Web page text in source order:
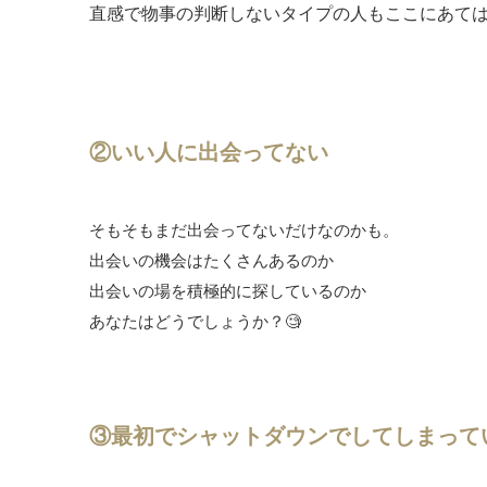
直感で物事の判断しないタイプの人もここにあては
②いい人に出会ってない
そもそもまだ出会ってないだけなのかも。
出会いの機会はたくさんあるのか
出会いの場を積極的に探しているのか
あなたはどうでしょうか？🧐
③最初でシャットダウンでしてしまって